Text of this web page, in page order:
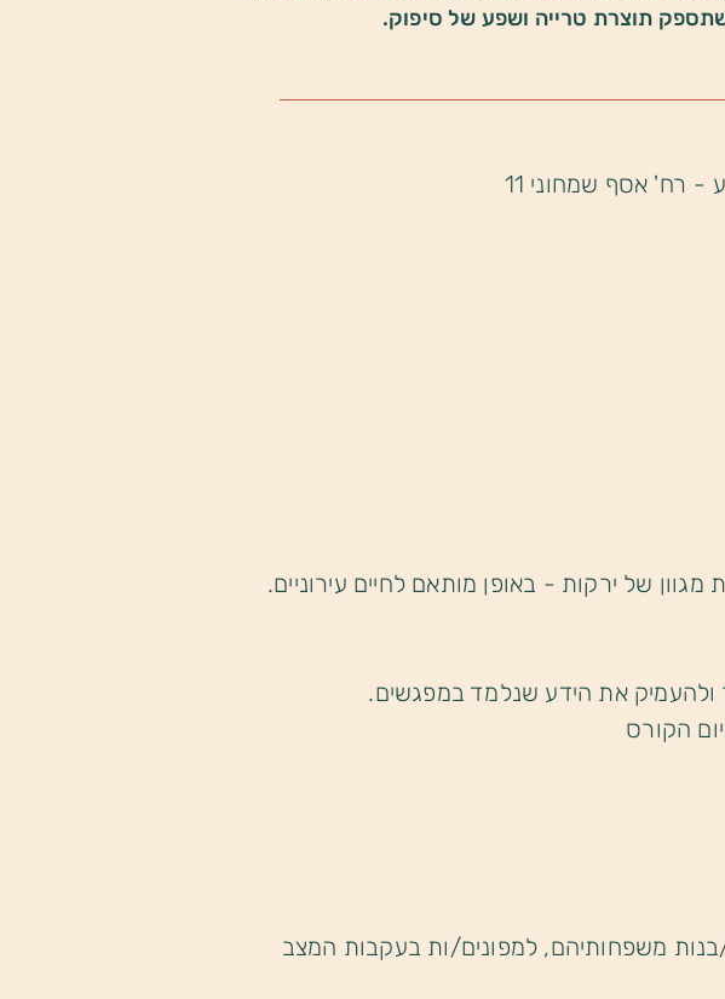
תוצרת טרייה ושפע של סיפוק.
רח' אסף שמחוני 11
של ירקות - באופן מותאם לחיים עירוניים.
ולהעמיק את הידע שנלמד במפגשים.
הקורס
בנות משפחותיהם, למפונים/ות בעקבות המצב